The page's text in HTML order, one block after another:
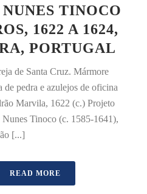
TINOCO
1622 A 1624,
PORTUGAL
de Santa Cruz. Mármore
de pedra e azulejos de oficina
Marvila, 1622 (c.) Projeto
Nunes Tinoco (c. 1585-1641),
[...]
READ MORE